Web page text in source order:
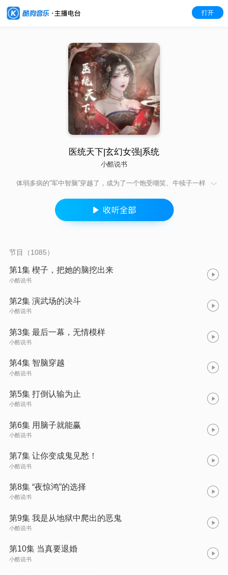
打开
医统天下|玄幻女强|系统
小酷说书
体弱多病的“军中智脑”穿越了，成为了一个饱受嘲笑、牛犊子一样
麻的大魔尊。 从此以后你追我躲，你进我退，你骂我忍，你打我
扛，热火朝天…… 待大魔尊被驯化成为大忠犬，随她斩魑魅、灭
魍魉、帮她翻手云、覆手雨，一步步踏上天下至尊之位。 功成名
鬼，夫人！把他们优雅的尊主大人还回来啊啊啊！
节目（1085）
第1集 楔子，把她的脑挖出来
小酷说书
第2集 演武场的决斗
小酷说书
第3集 最后一幕，无情模样
小酷说书
第4集 智脑穿越
小酷说书
第5集 打倒认输为止
小酷说书
第6集 用脑子就能赢
小酷说书
第7集 让你变成鬼见愁！
小酷说书
第8集 “夜惊鸿”的选择
小酷说书
第9集 我是从地狱中爬出的恶鬼
小酷说书
第10集 当真要退婚
小酷说书